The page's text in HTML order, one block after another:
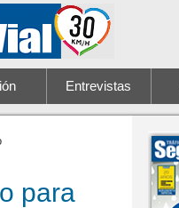
Entrevistas
para